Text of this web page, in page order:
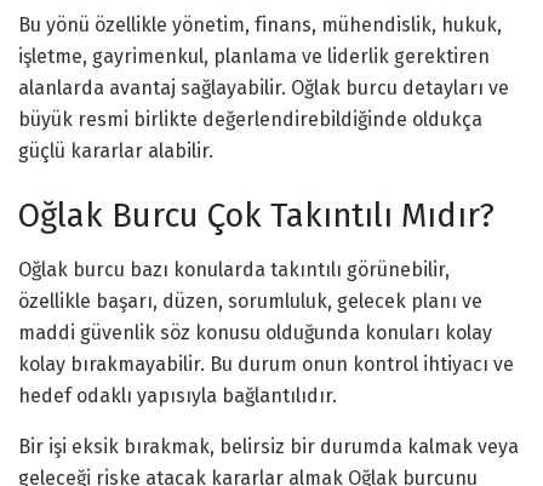
Bu yönü özellikle yönetim, finans, mühendislik, hukuk,
işletme, gayrimenkul, planlama ve liderlik gerektiren
alanlarda avantaj sağlayabilir. Oğlak burcu detayları ve
büyük resmi birlikte değerlendirebildiğinde oldukça
güçlü kararlar alabilir.
Oğlak Burcu Çok Takıntılı Mıdır?
Oğlak burcu bazı konularda takıntılı görünebilir,
özellikle başarı, düzen, sorumluluk, gelecek planı ve
maddi güvenlik söz konusu olduğunda konuları kolay
kolay bırakmayabilir. Bu durum onun kontrol ihtiyacı ve
hedef odaklı yapısıyla bağlantılıdır.
Bir işi eksik bırakmak, belirsiz bir durumda kalmak veya
geleceği riske atacak kararlar almak Oğlak burcunu